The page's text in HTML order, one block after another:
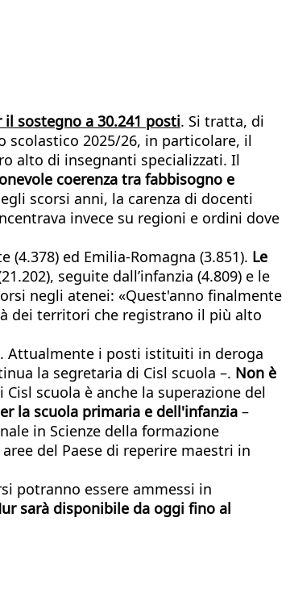
sostegno a 30.241 posti. Si tratta, di
2025/26, in particolare, il
alto di insegnanti specializzati. Il
coerenza tra fabbisogno e
scorsi anni, la carenza di docenti
invece su regioni e ordini dove
(4.378) ed Emilia-Romagna (3.851). Le
seguite dall’infanzia (4.809) e le
negli atenei: «Quest'anno finalmente
dei territori che registrano il più alto
. Attualmente i posti istituiti in deroga
la segretaria di Cisl scuola –. Non è
scuola è anche la superazione del
la scuola primaria e dell'infanzia –
in Scienze della formazione
del Paese di reperire maestri in
potranno essere ammessi in
sarà disponibile da oggi fino al